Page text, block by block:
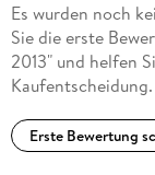
Es wurden noch
Sie die erste
2013" und helfen
Kaufentscheidung.
Erste Bewertung